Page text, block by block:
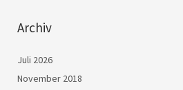
Archiv
Juli 2026
November 2018